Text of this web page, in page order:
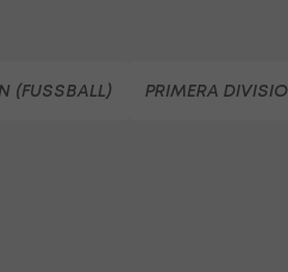
(FUSSBALL) PRIMERA